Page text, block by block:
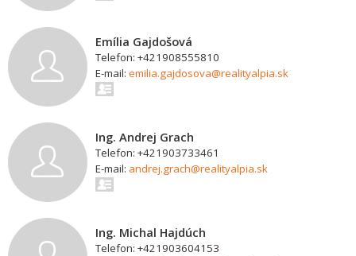
Emília Gajdošová
Telefon: +421908555810
E-mail: emilia.gajdosova@realityalpia.sk
Ing. Andrej Grach
Telefon: +421903733461
E-mail: andrej.grach@realityalpia.sk
Ing. Michal Hajdúch
Telefon: +421903604153